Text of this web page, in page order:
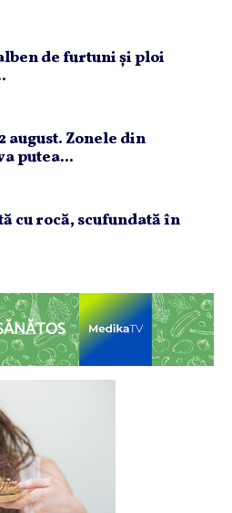
de furtuni şi ploi
august. Zonele din
putea...
cu rocă, scufundată în